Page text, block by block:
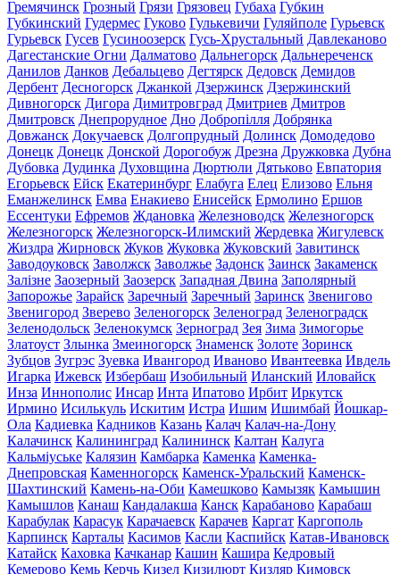
Гремячинск Грозный Грязи Грязовец Губаха Губкин
Губкинский Гудермес Гуково Гулькевичи Гуляйполе Гурьевск
Гурьевск Гусев Гусиноозерск Гусь-Хрустальный Давлеканово
Дагестанские Огни Далматово Дальнегорск Дальнереченск
Данилов Данков Дебальцево Дегтярск Дедовск Демидов
Дербент Десногорск Джанкой Дзержинск Дзержинский
Дивногорск Дигора Димитровград Дмитриев Дмитров
Дмитровск Днепрорудное Дно Добропілля Добрянка
Довжанск Докучаевск Долгопрудный Долинск Домодедово
Донецк Донецк Донской Дорогобуж Дрезна Дружковка Дубна
Дубовка Дудинка Духовщина Дюртюли Дятьково Евпатория
Егорьевск Ейск Екатеринбург Елабуга Елец Елизово Ельня
Еманжелинск Емва Енакиево Енисейск Ермолино Ершов
Ессентуки Ефремов Ждановка Железноводск Железногорск
Железногорск Железногорск-Илимский Жердевка Жигулевск
Жиздра Жирновск Жуков Жуковка Жуковский Завитинск
Заводоуковск Заволжск Заволжье Задонск Заинск Закаменск
Залізне Заозерный Заозерск Западная Двина Заполярный
Запорожье Зарайск Заречный Заречный Заринск Звенигово
Звенигород Зверево Зеленогорск Зеленоград Зеленоградск
Зеленодольск Зеленокумск Зерноград Зея Зима Зимогорье
Златоуст Злынка Змеиногорск Знаменск Золоте Зоринск
Зубцов Зугрэс Зуевка Ивангород Иваново Ивантеевка Ивдель
Игарка Ижевск Избербаш Изобильный Иланский Иловайск
Инза Иннополис Инсар Инта Ипатово Ирбит Иркутск
Ирмино Исилькуль Искитим Истра Ишим Ишимбай Йошкар-
Ола Кадиевка Кадников Казань Калач Калач-на-Дону
Калачинск Калининград Калининск Калтан Калуга
Кальміуське Калязин Камбарка Каменка Каменка-
Днепровская Каменногорск Каменск-Уральский Каменск-
Шахтинский Камень-на-Оби Камешково Камызяк Камышин
Камышлов Канаш Кандалакша Канск Карабаново Карабаш
Карабулак Карасук Карачаевск Карачев Каргат Каргополь
Карпинск Карталы Касимов Касли Каспийск Катав-Ивановск
Катайск Каховка Качканар Кашин Кашира Кедровый
Кемерово Кемь Керчь Кизел Кизилюрт Кизляр Кимовск